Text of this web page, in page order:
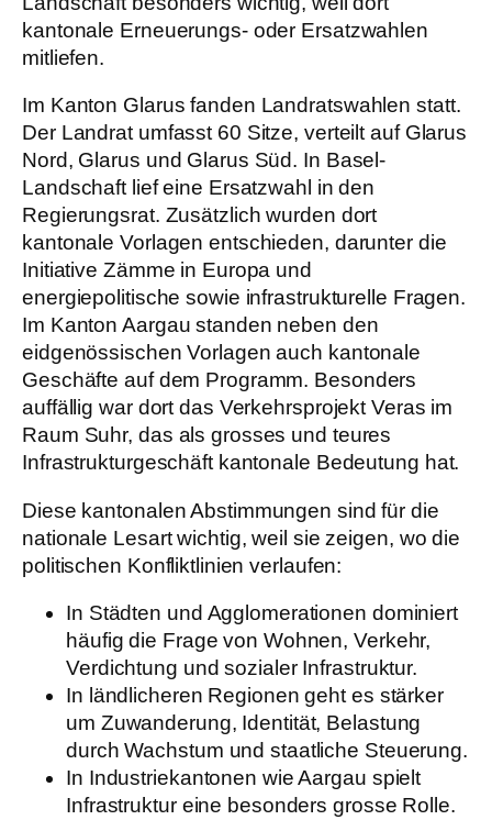
kantonale Erneuerungs- oder Ersatzwahlen
mitliefen.
Im Kanton Glarus fanden Landratswahlen statt.
Der Landrat umfasst 60 Sitze, verteilt auf Glarus
Nord, Glarus und Glarus Süd. In Basel-
Landschaft lief eine Ersatzwahl in den
Regierungsrat. Zusätzlich wurden dort
kantonale Vorlagen entschieden, darunter die
Initiative Zämme in Europa und
energiepolitische sowie infrastrukturelle Fragen.
Im Kanton Aargau standen neben den
eidgenössischen Vorlagen auch kantonale
Geschäfte auf dem Programm. Besonders
auffällig war dort das Verkehrsprojekt Veras im
Raum Suhr, das als grosses und teures
Infrastrukturgeschäft kantonale Bedeutung hat.
Diese kantonalen Abstimmungen sind für die
nationale Lesart wichtig, weil sie zeigen, wo die
politischen Konfliktlinien verlaufen:
In Städten und Agglomerationen dominiert
häufig die Frage von Wohnen, Verkehr,
Verdichtung und sozialer Infrastruktur.
In ländlicheren Regionen geht es stärker
um Zuwanderung, Identität, Belastung
durch Wachstum und staatliche Steuerung.
In Industriekantonen wie Aargau spielt
Infrastruktur eine besonders grosse Rolle.